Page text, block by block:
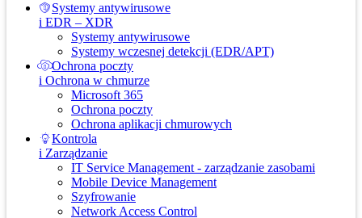
Systemy antywirusowe
i EDR – XDR
Systemy antywirusowe
Systemy wczesnej detekcji (EDR/APT)
Ochrona poczty
i Ochrona w chmurze
Microsoft 365
Ochrona poczty
Ochrona aplikacji chmurowych
Kontrola
i Zarządzanie
IT Service Management - zarządzanie zasobami
Mobile Device Management
Szyfrowanie
Network Access Control